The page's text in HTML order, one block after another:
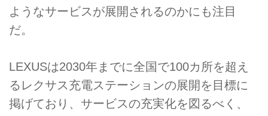
ようなサービスが展開されるのかにも注目
だ。
LEXUSは2030年までに全国で100カ所を超え
るレクサス充電ステーションの展開を目標に
掲げており、サービスの充実化を図るべく、